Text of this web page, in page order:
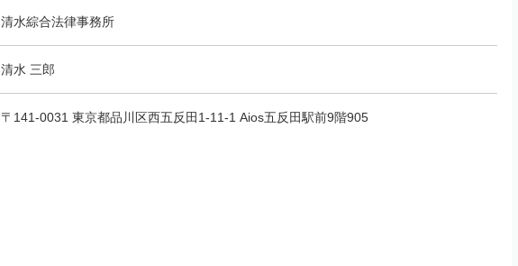
清水綜合法律事務所
清水 三郎
〒141-0031 東京都品川区西五反田1-11-1 Aios五反田駅前9階905